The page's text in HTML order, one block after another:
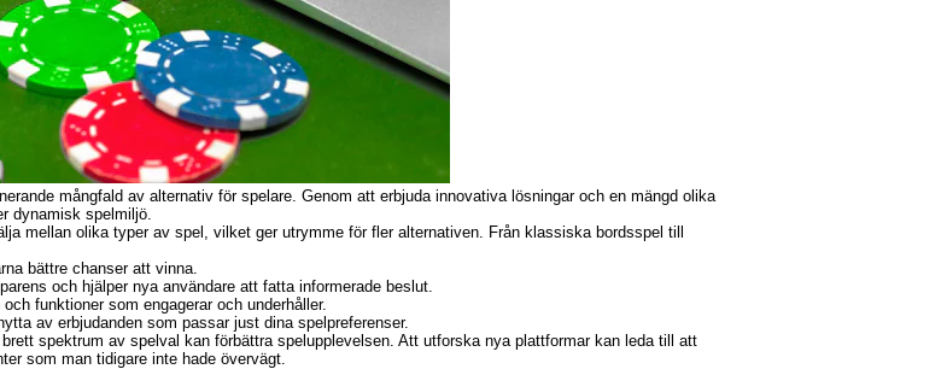
mångfald av alternativ för spelare. Genom att erbjuda innovativa lösningar och en mängd olika
dynamisk spelmiljö.
mellan olika typer av spel, vilket ger utrymme för fler alternativen. Från klassiska bordsspel till
bättre chanser att vinna.
och hjälper nya användare att fatta informerade beslut.
funktioner som engagerar och underhåller.
av erbjudanden som passar just dina spelpreferenser.
spektrum av spelval kan förbättra spelupplevelsen. Att utforska nya plattformar kan leda till att
som man tidigare inte hade övervägt.